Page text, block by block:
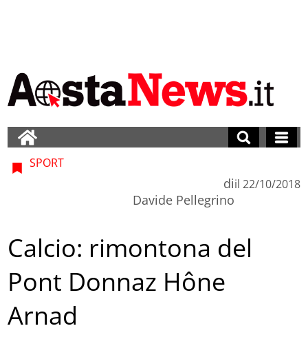
SPORT
di
Davide Pellegrino
il 22/10/2018
Calcio: rimontona del
Pont Donnaz Hône
Arnad